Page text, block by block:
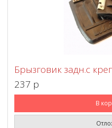
Брызговик задн.с
237 p
В